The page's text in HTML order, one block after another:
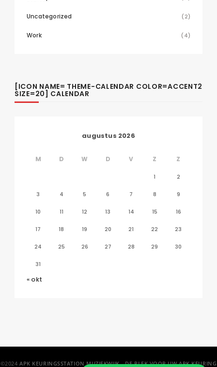
Uncategorized (2)
Work (4)
[ICON NAME= THEME-CALENDAR COLOR=ACCENT2
SIZE=20] CALENDAR
augustus 2026
M D W D V Z Z
1 2
3 4 5 6 7 8 9
10 11 12 13 14 15 16
17 18 19 20 21 22 23
24 25 26 27 28 29 30
31
« okt
©2024APK KEURINGSSTATION MUZIEKWIJK - DE PLEK VOOR UW APK KEURING